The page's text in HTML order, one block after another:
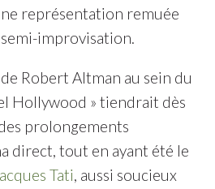
représentation remuée
improvisation.
Robert Altman au sein du
Hollywood » tiendrait dès
prolongements
direct, tout en ayant été le
Tati, aussi soucieux